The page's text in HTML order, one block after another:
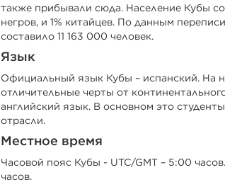
также прибывали сюда. Население Кубы
негров, и 1% китайцев. По данным
составило 11 163 000 человек.
Язык
Официальный язык Кубы – испанский. На
отличительные черты от
английский язык. В основном это
отрасли.
Местное время
Часовой пояс Кубы - UTC/GMT – 5:00
часов.